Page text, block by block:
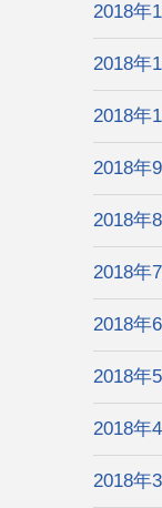
2018年
2018年
2018年
2018年9
2018年8
2018年7
2018年6
2018年5
2018年4
2018年3